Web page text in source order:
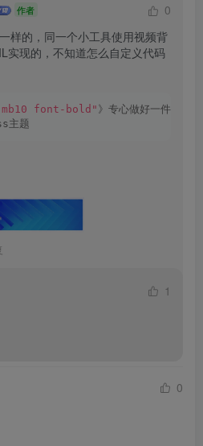
作者
0
样的，同一个小工具使用视频背
实现的，不知道怎么自定义代码
mb10 font-bold" 》专心做好一件事《
主题
1
0